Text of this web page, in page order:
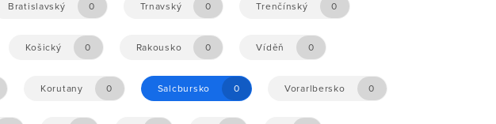
Bratislavský 0 Trnavský 0 Trenčínský 0
Košický 0 Rakousko 0 Víděň 0
Korutany 0 Salcbursko 0 Vorarlbersko 0